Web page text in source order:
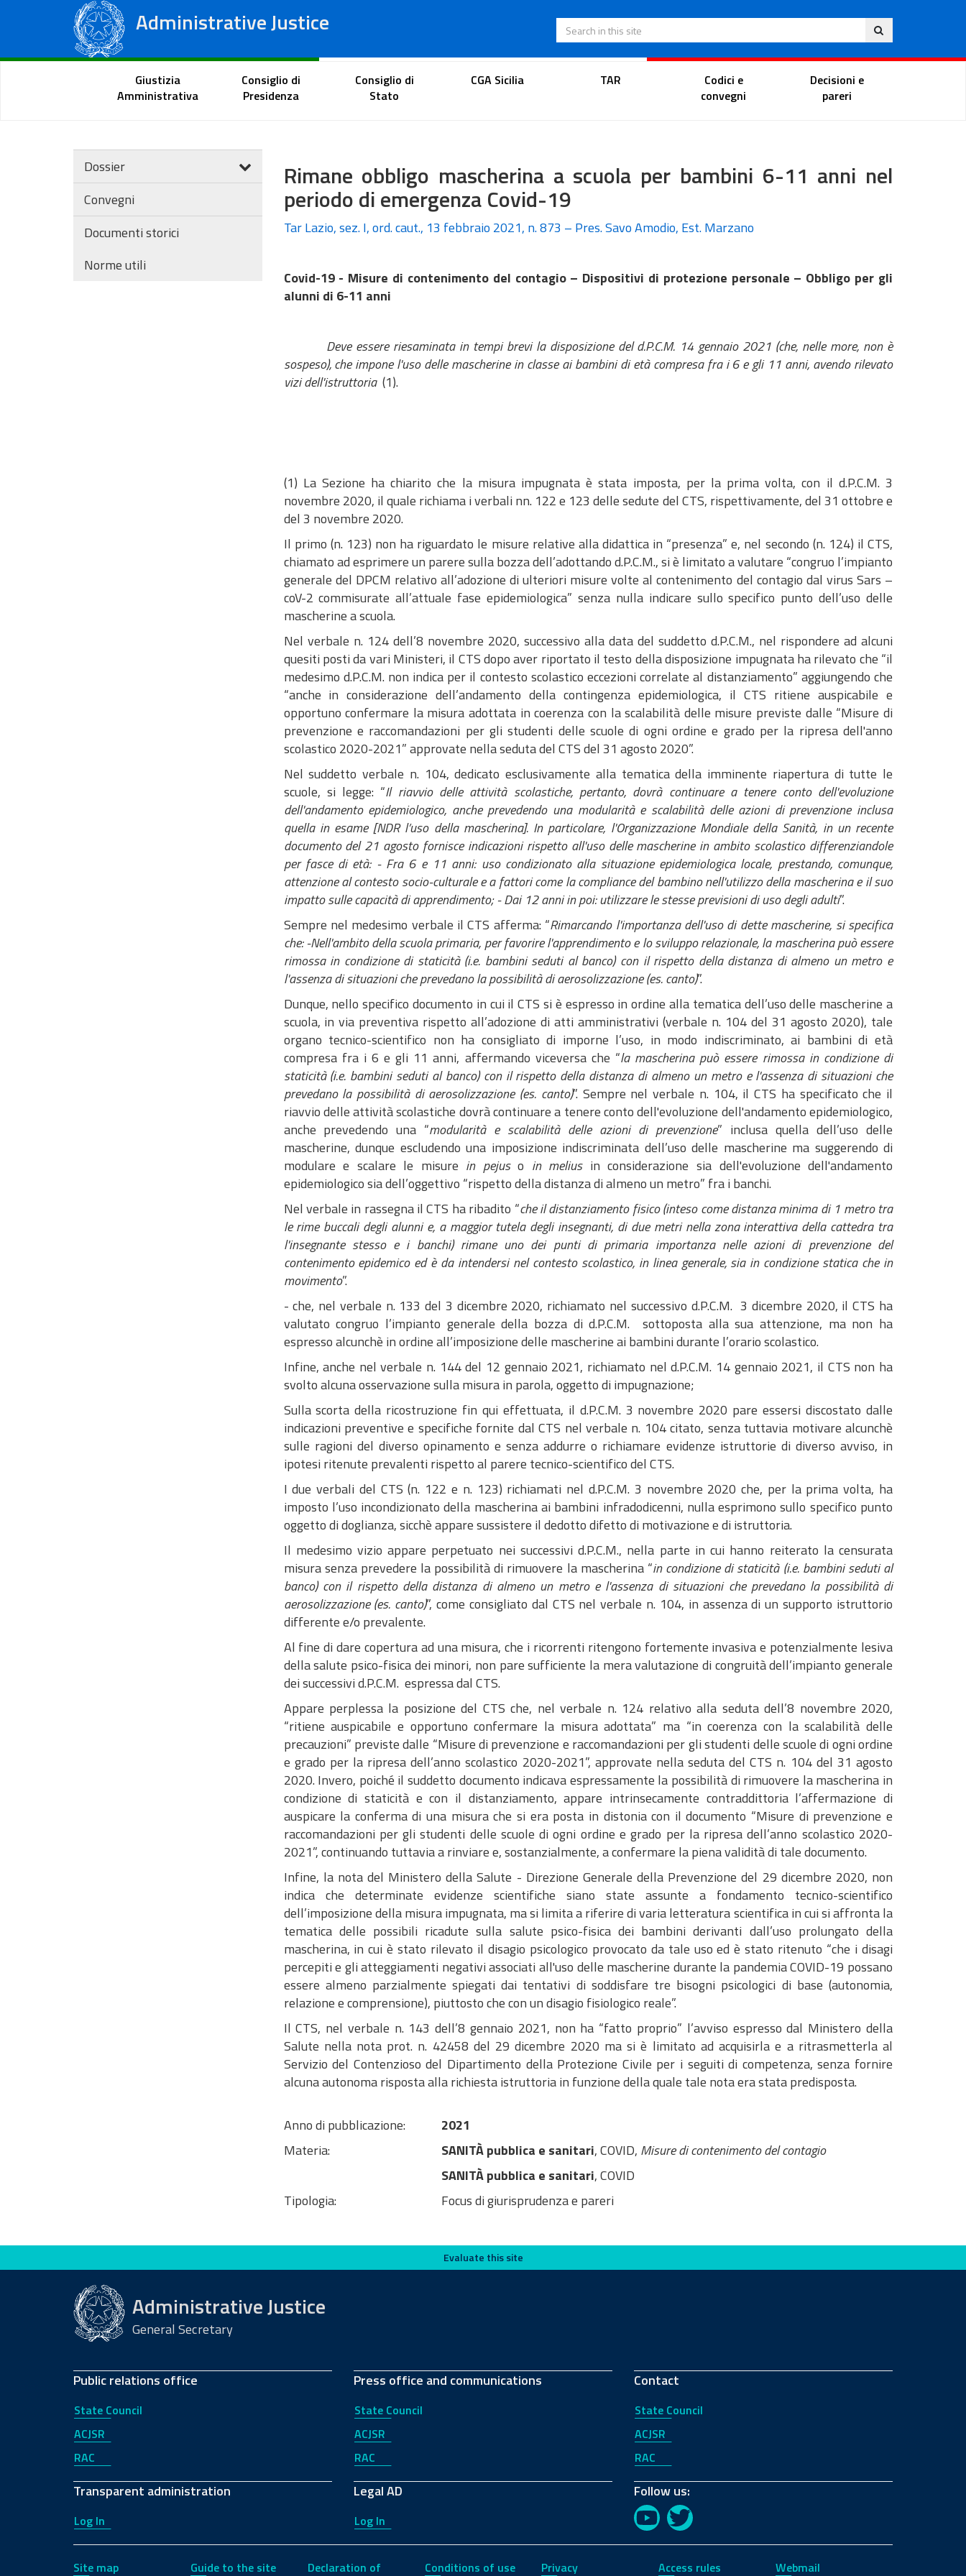
Administrative Justice
Regional Administrative Courts
Eng
Search in this site
Citizen Portal Lawyer's portal Magistrate Portal
Giustizia
Amministrativa
Consiglio di
Presidenza
Consiglio di
Stato
CGA Sicilia TAR
Codici e
convegni
Decisioni e
pareri
Dossier
Convegni
Documenti storici
Norme utili
Rimane obbligo mascherina a scuola per bambini 6-11 anni nel
periodo di emergenza Covid-19
Tar Lazio, sez. I, ord. caut., 13 febbraio 2021, n. 873 – Pres. Savo Amodio, Est. Marzano
Covid-19 - Misure di contenimento del contagio – Dispositivi di protezione personale – Obbligo per gli
alunni di 6-11 anni
Deve essere riesaminata in tempi brevi la disposizione del d.P.C.M. 14 gennaio 2021 (che, nelle more, non è
sospeso), che impone l'uso delle mascherine in classe ai bambini di età compresa fra i 6 e gli 11 anni, avendo rilevato
vizi dell'istruttoria (1).
(1) La Sezione ha chiarito che la misura impugnata è stata imposta, per la prima volta, con il d.P.C.M. 3
novembre 2020, il quale richiama i verbali nn. 122 e 123 delle sedute del CTS, rispettivamente, del 31 ottobre e
del 3 novembre 2020.
Il primo (n. 123) non ha riguardato le misure relative alla didattica in “presenza” e, nel secondo (n. 124) il CTS,
chiamato ad esprimere un parere sulla bozza dell’adottando d.P.C.M., si è limitato a valutare “congruo l’impianto
generale del DPCM relativo all’adozione di ulteriori misure volte al contenimento del contagio dal virus Sars –
coV-2 commisurate all’attuale fase epidemiologica” senza nulla indicare sullo specifico punto dell’uso delle
mascherine a scuola.
Nel verbale n. 124 dell’8 novembre 2020, successivo alla data del suddetto d.P.C.M., nel rispondere ad alcuni
quesiti posti da vari Ministeri, il CTS dopo aver riportato il testo della disposizione impugnata ha rilevato che “il
medesimo d.P.C.M. non indica per il contesto scolastico eccezioni correlate al distanziamento” aggiungendo che
“anche in considerazione dell’andamento della contingenza epidemiologica, il CTS ritiene auspicabile e
opportuno confermare la misura adottata in coerenza con la scalabilità delle misure previste dalle “Misure di
prevenzione e raccomandazioni per gli studenti delle scuole di ogni ordine e grado per la ripresa dell'anno
scolastico 2020-2021” approvate nella seduta del CTS del 31 agosto 2020”.
Nel suddetto verbale n. 104, dedicato esclusivamente alla tematica della imminente riapertura di tutte le
scuole, si legge: “Il riavvio delle attività scolastiche, pertanto, dovrà continuare a tenere conto dell'evoluzione
dell'andamento epidemiologico, anche prevedendo una modularità e scalabilità delle azioni di prevenzione inclusa
quella in esame [NDR l’uso della mascherina]. In particolare, l'Organizzazione Mondiale della Sanità, in un recente
documento del 21 agosto fornisce indicazioni rispetto all'uso delle mascherine in ambito scolastico differenziandole
per fasce di età: - Fra 6 e 11 anni: uso condizionato alla situazione epidemiologica locale, prestando, comunque,
attenzione al contesto socio-culturale e a fattori come la compliance del bambino nell'utilizzo della mascherina e il suo
impatto sulle capacità di apprendimento; - Dai 12 anni in poi: utilizzare le stesse previsioni di uso degli adulti”.
Sempre nel medesimo verbale il CTS afferma: “Rimarcando l'importanza dell'uso di dette mascherine, si specifica
che: -Nell'ambito della scuola primaria, per favorire l'apprendimento e lo sviluppo relazionale, la mascherina può essere
rimossa in condizione di staticità (i.e. bambini seduti al banco) con il rispetto della distanza di almeno un metro e
l'assenza di situazioni che prevedano la possibilità di aerosolizzazione (es. canto)”.
Dunque, nello specifico documento in cui il CTS si è espresso in ordine alla tematica dell’uso delle mascherine a
scuola, in via preventiva rispetto all’adozione di atti amministrativi (verbale n. 104 del 31 agosto 2020), tale
organo tecnico-scientifico non ha consigliato di imporne l’uso, in modo indiscriminato, ai bambini di età
compresa fra i 6 e gli 11 anni, affermando viceversa che “la mascherina può essere rimossa in condizione di
staticità (i.e. bambini seduti al banco) con il rispetto della distanza di almeno un metro e l'assenza di situazioni che
prevedano la possibilità di aerosolizzazione (es. canto)”. Sempre nel verbale n. 104, il CTS ha specificato che il
riavvio delle attività scolastiche dovrà continuare a tenere conto dell'evoluzione dell'andamento epidemiologico,
anche prevedendo una “modularità e scalabilità delle azioni di prevenzione” inclusa quella dell’uso delle
mascherine, dunque escludendo una imposizione indiscriminata dell’uso delle mascherine ma suggerendo di
modulare e scalare le misure in pejuso in meliusin considerazione sia dell'evoluzione dell'andamento
epidemiologico sia dell’oggettivo “rispetto della distanza di almeno un metro” fra i banchi.
Nel verbale in rassegna il CTS ha ribadito “che il distanziamento fisico (inteso come distanza minima di 1 metro tra
le rime buccali degli alunni e, a maggior tutela degli insegnanti, di due metri nella zona interattiva della cattedra tra
l'insegnante stesso e i banchi) rimane uno dei punti di primaria importanza nelle azioni di prevenzione del
contenimento epidemico ed è da intendersi nel contesto scolastico, in linea generale, sia in condizione statica che in
movimento”.
- che, nel verbale n. 133 del 3 dicembre 2020, richiamato nel successivo d.P.C.M. 3 dicembre 2020, il CTS ha
valutato congruo l’impianto generale della bozza di d.P.C.M. sottoposta alla sua attenzione, ma non ha
espresso alcunchè in ordine all’imposizione delle mascherine ai bambini durante l’orario scolastico.
Infine, anche nel verbale n. 144 del 12 gennaio 2021, richiamato nel d.P.C.M. 14 gennaio 2021, il CTS non ha
svolto alcuna osservazione sulla misura in parola, oggetto di impugnazione;
Sulla scorta della ricostruzione fin qui effettuata, il d.P.C.M. 3 novembre 2020 pare essersi discostato dalle
indicazioni preventive e specifiche fornite dal CTS nel verbale n. 104 citato, senza tuttavia motivare alcunchè
sulle ragioni del diverso opinamento e senza addurre o richiamare evidenze istruttorie di diverso avviso, in
ipotesi ritenute prevalenti rispetto al parere tecnico-scientifico del CTS.
I due verbali del CTS (n. 122 e n. 123) richiamati nel d.P.C.M. 3 novembre 2020 che, per la prima volta, ha
imposto l’uso incondizionato della mascherina ai bambini infradodicenni, nulla esprimono sullo specifico punto
oggetto di doglianza, sicchè appare sussistere il dedotto difetto di motivazione e di istruttoria.
Il medesimo vizio appare perpetuato nei successivi d.P.C.M., nella parte in cui hanno reiterato la censurata
misura senza prevedere la possibilità di rimuovere la mascherina “in condizione di staticità (i.e. bambini seduti al
banco) con il rispetto della distanza di almeno un metro e l'assenza di situazioni che prevedano la possibilità di
aerosolizzazione (es. canto)”, come consigliato dal CTS nel verbale n. 104, in assenza di un supporto istruttorio
differente e/o prevalente.
Al fine di dare copertura ad una misura, che i ricorrenti ritengono fortemente invasiva e potenzialmente lesiva
della salute psico-fisica dei minori, non pare sufficiente la mera valutazione di congruità dell’impianto generale
dei successivi d.P.C.M. espressa dal CTS.
Appare perplessa la posizione del CTS che, nel verbale n. 124 relativo alla seduta dell’8 novembre 2020,
“ritiene auspicabile e opportuno confermare la misura adottata” ma “in coerenza con la scalabilità delle
precauzioni” previste dalle “Misure di prevenzione e raccomandazioni per gli studenti delle scuole di ogni ordine
e grado per la ripresa dell’anno scolastico 2020-2021”, approvate nella seduta del CTS n. 104 del 31 agosto
2020. Invero, poiché il suddetto documento indicava espressamente la possibilità di rimuovere la mascherina in
condizione di staticità e con il distanziamento, appare intrinsecamente contraddittoria l’affermazione di
auspicare la conferma di una misura che si era posta in distonia con il documento “Misure di prevenzione e
raccomandazioni per gli studenti delle scuole di ogni ordine e grado per la ripresa dell’anno scolastico 2020-
2021”, continuando tuttavia a rinviare e, sostanzialmente, a confermare la piena validità di tale documento.
Infine, la nota del Ministero della Salute - Direzione Generale della Prevenzione del 29 dicembre 2020, non
indica che determinate evidenze scientifiche siano state assunte a fondamento tecnico-scientifico
dell’imposizione della misura impugnata, ma si limita a riferire di varia letteratura scientifica in cui si affronta la
tematica delle possibili ricadute sulla salute psico-fisica dei bambini derivanti dall’uso prolungato della
mascherina, in cui è stato rilevato il disagio psicologico provocato da tale uso ed è stato ritenuto “che i disagi
percepiti e gli atteggiamenti negativi associati all'uso delle mascherine durante la pandemia COVID-19 possano
essere almeno parzialmente spiegati dai tentativi di soddisfare tre bisogni psicologici di base (autonomia,
relazione e comprensione), piuttosto che con un disagio fisiologico reale”.
Il CTS, nel verbale n. 143 dell’8 gennaio 2021, non ha “fatto proprio” l’avviso espresso dal Ministero della
Salute nella nota prot. n. 42458 del 29 dicembre 2020 ma si è limitato ad acquisirla e a ritrasmetterla al
Servizio del Contenzioso del Dipartimento della Protezione Civile per i seguiti di competenza, senza fornire
alcuna autonoma risposta alla richiesta istruttoria in funzione della quale tale nota era stata predisposta.
Anno di pubblicazione:
2021
Materia:
SANITÀ pubblica e sanitari, COVID, Misure di contenimento del contagio
SANITÀ pubblica e sanitari, COVID
Tipologia:
Focus di giurisprudenza e pareri
Evaluate this site Evaluate this site
Administrative Justice
General Secretary
Public relations office
State Council
ACJSR
RAC
Transparent administration
Log In
Press office and communications
State Council
ACJSR
RAC
Legal AD
Log In
Contact
State Council
ACJSR
RAC
Follow us:
YouTubeTwitter
Site map Guide to the site
Declaration of
Conditions of use Privacy Access rules Webmail